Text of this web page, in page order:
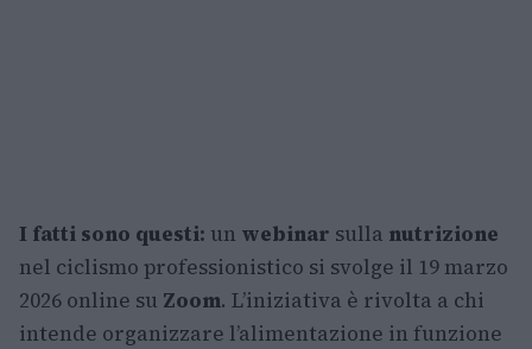
I fatti sono questi: un webinar sulla nutrizione
nel ciclismo professionistico si svolge il 19 marzo
2026 online su Zoom. L’iniziativa è rivolta a chi
intende organizzare l’alimentazione in funzione